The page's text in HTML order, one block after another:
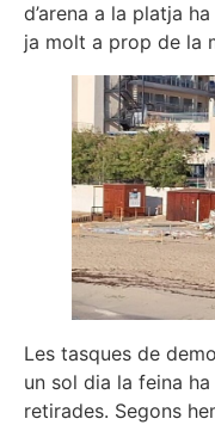
d’arena a la platja
ja molt a prop de la
Les tasques de
un sol dia la feina
retirades. Segons